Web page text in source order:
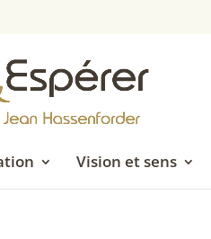
Vision et sens